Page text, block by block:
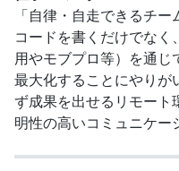
「自律・自走できるチ
コードを書くだけでな
用やモブプロ等）を通
最大化することにやりが
ず成果を出せるリモート
明性の高いコミュニケー